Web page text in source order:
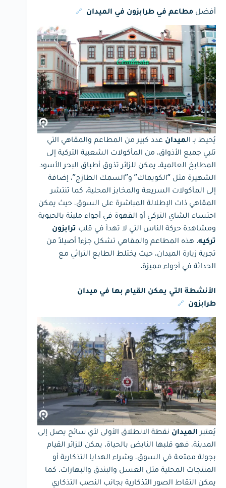
أفضل مطاعم في طرابزون في الميدان 🔗
يُحيط بـ الميدان عدد كبير من المطاعم والمقاهي التي
تلبي جميع الأذواق، من المأكولات الشعبية التركية إلى
المطابخ العالمية. يمكن للزائر تذوق أطباق البحر الأسود
الشهيرة مثل “الكويماك” و”السمك الطازج”، إضافة
إلى المأكولات السريعة والمخابز المحلية. كما تنتشر
المقاهي ذات الإطلالة المباشرة على السوق، حيث يمكن
احتساء الشاي التركي أو القهوة في أجواء مليئة بالحيوية
ومشاهدة حركة الناس التي لا تهدأ في قلب ترابزون
تركيه. هذه المطاعم والمقاهي تشكل جزءاً أصيلاً من
تجربة زيارة الميدان، حيث يختلط الطابع التراثي مع
الحداثة في أجواء مميزة.
الأنشطة التي يمكن القيام بها في ميدان
طرابزون
🔗
يُعتبر الميدان نقطة الانطلاق الأولى لأي سائح يصل إلى
المدينة، فهو قلبها النابض بالحياة. يمكن للزائر القيام
بجولة ممتعة في السوق، وشراء الهدايا التذكارية أو
المنتجات المحلية مثل العسل والبندق والبهارات. كما
يمكن التقاط الصور التذكارية بجانب النصب التذكاري